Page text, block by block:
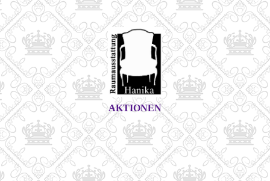
AKTIONEN